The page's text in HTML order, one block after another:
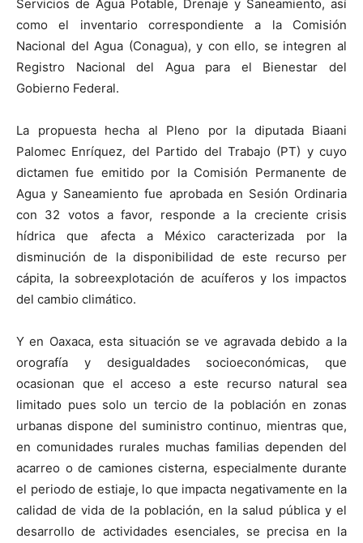
Servicios de Agua Potable, Drenaje y Saneamiento, así
como el inventario correspondiente a la Comisión
Nacional del Agua (Conagua), y con ello, se integren al
Registro Nacional del Agua para el Bienestar del
Gobierno Federal.
La propuesta hecha al Pleno por la diputada Biaani
Palomec Enríquez, del Partido del Trabajo (PT) y cuyo
dictamen fue emitido por la Comisión Permanente de
Agua y Saneamiento fue aprobada en Sesión Ordinaria
con 32 votos a favor, responde a la creciente crisis
hídrica que afecta a México caracterizada por la
disminución de la disponibilidad de este recurso per
cápita, la sobreexplotación de acuíferos y los impactos
del cambio climático.
Y en Oaxaca, esta situación se ve agravada debido a la
orografía y desigualdades socioeconómicas, que
ocasionan que el acceso a este recurso natural sea
limitado pues solo un tercio de la población en zonas
urbanas dispone del suministro continuo, mientras que,
en comunidades rurales muchas familias dependen del
acarreo o de camiones cisterna, especialmente durante
el periodo de estiaje, lo que impacta negativamente en la
calidad de vida de la población, en la salud pública y el
desarrollo de actividades esenciales, se precisa en la